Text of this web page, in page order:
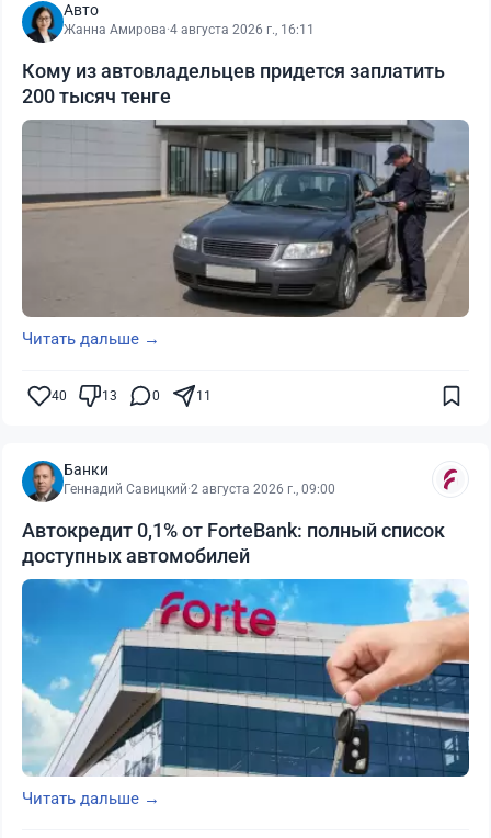
Авто
Жанна Амирова·4 августа 2026 г., 16:11
Кому из автовладельцев придется заплатить
200 тысяч тенге
Читать дальше →
40 13 0 11
Банки
Геннадий Савицкий·2 августа 2026 г., 09:00
Автокредит 0,1% от ForteBank: полный список
доступных автомобилей
Читать дальше →